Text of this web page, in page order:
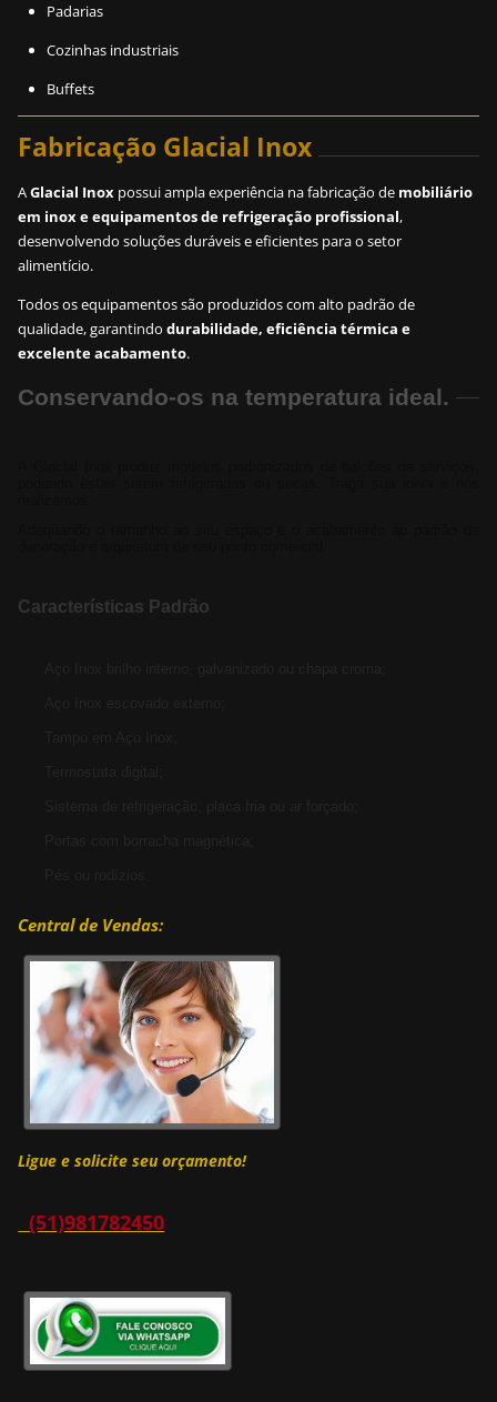
Padarias
Cozinhas industriais
Buffets
Fabricação Glacial Inox
AGlacial Inox possui ampla experiência na fabricação de mobiliário
em inox e equipamentos de refrigeração profissional,
desenvolvendo soluções duráveis e eficientes para o setor
alimentício.
Todos os equipamentos são produzidos com alto padrão de
qualidade, garantindodurabilidade, eficiência térmica e
excelente acabamento.
Conservando-os na temperatura ideal.
Características Padrão
Central de Vendas:
Ligue e soliciteseu orçamento!
(51)981782450